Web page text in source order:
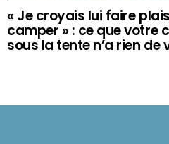
« Je croyais lui faire
camper » : ce que votre
sous la tente n’a rien de